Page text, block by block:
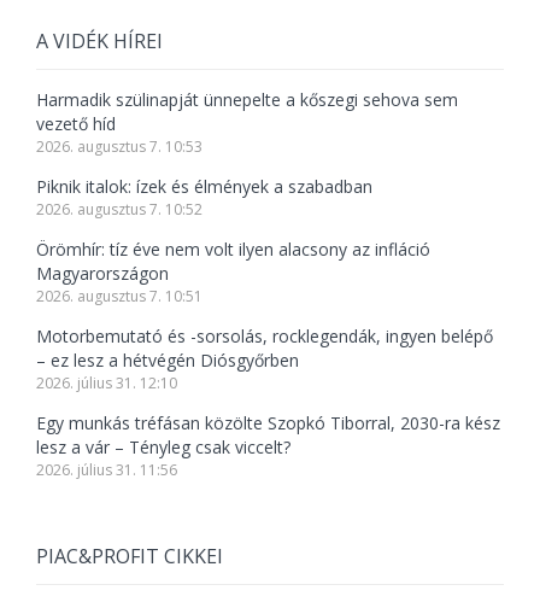
A VIDÉK HÍREI
Harmadik szülinapját ünnepelte a kőszegi sehova sem
vezető híd
2026. augusztus 7. 10:53
Piknik italok: ízek és élmények a szabadban
2026. augusztus 7. 10:52
Örömhír: tíz éve nem volt ilyen alacsony az infláció
Magyarországon
2026. augusztus 7. 10:51
Motorbemutató és -sorsolás, rocklegendák, ingyen belépő
– ez lesz a hétvégén Diósgyőrben
2026. július 31. 12:10
Egy munkás tréfásan közölte Szopkó Tiborral, 2030-ra kész
lesz a vár – Tényleg csak viccelt?
2026. július 31. 11:56
PIAC&PROFIT CIKKEI